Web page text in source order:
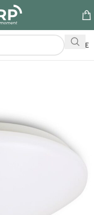
OFERTE